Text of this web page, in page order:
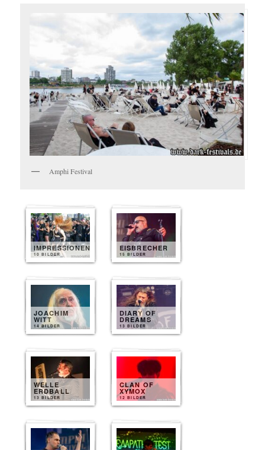
Amphi Festival
IMPRESSIONEN
10 BILDER
EISBRECHER
15 BILDER
JOACHIM
WITT
14 BILDER
DIARY OF
DREAMS
13 BILDER
WELLE
ERDBALL
13 BILDER
CLAN OF
XYMOX
12 BILDER